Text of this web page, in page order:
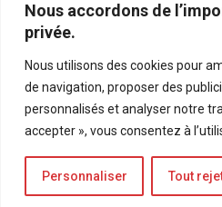
Nous accordons de
privée.
Nous utilisons des cookies pour
de navigation, proposer des
personnalisés et analyser notre
accepter », vous consentez à
Personnaliser Tout
Mentions légales Politique de
Bluesky
LinkedIn
Twitter
© Forces Operations